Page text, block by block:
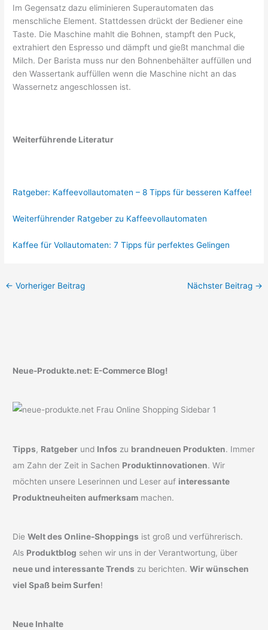
Im Gegensatz dazu eliminieren Superautomaten das
menschliche Element. Stattdessen drückt der Bediener eine
Taste. Die Maschine mahlt die Bohnen, stampft den Puck,
extrahiert den Espresso und dämpft und gießt manchmal die
Milch. Der Barista muss nur den Bohnenbehälter auffüllen und
den Wassertank auffüllen wenn die Maschine nicht an das
Wassernetz angeschlossen ist.
Weiterführende Literatur
Ratgeber: Kaffeevollautomaten – 8 Tipps für besseren Kaffee!
Weiterführender Ratgeber zu Kaffeevollautomaten
Kaffee für Vollautomaten: 7 Tipps für perfektes Gelingen
← Vorheriger Beitrag Nächster Beitrag →
Neue-Produkte.net: E-Commerce Blog!
Tipps, Ratgeber und Infos zu brandneuen Produkten. Immer
am Zahn der Zeit in Sachen Produktinnovationen. Wir
möchten unsere Leserinnen und Leser auf interessante
Produktneuheiten aufmerksam machen.
DieWelt des Online-Shoppings ist groß und verführerisch.
Als Produktblog sehen wir uns in der Verantwortung, über
neue und interessante Trends zu berichten.Wir wünschen
viel Spaß beim Surfen!
Neue Inhalte